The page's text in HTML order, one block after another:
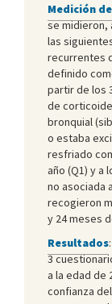
Medición
se midieron,
las
recurrentes
definido
partir de los
de
bronquial
o estaba
resfriado
año (Q1) y a
no asociada
recogieron
y 24 meses
Resultados
3
a la edad de
confianza